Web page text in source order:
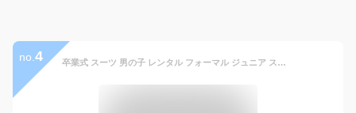
no. 4 卒業式 スーツ 男の子 レンタル フォーマル ジュニア スーツ 【3月利用分】 【靴なし】 子供服 子供スーツレンタル ジュニア Jr スーツセット jrsc30 黒 140 150 160 165 キッズ こども 小学校 卒服 卒団 制服 送料無料 【レンタル】